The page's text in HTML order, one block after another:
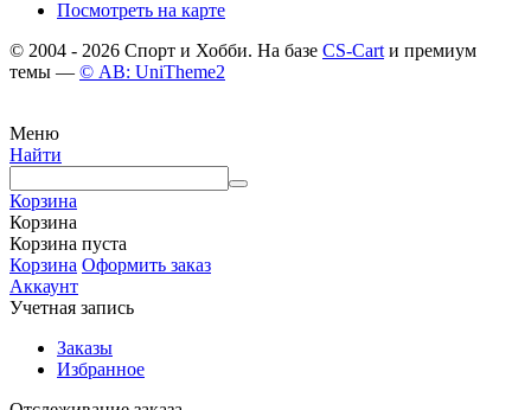
Посмотреть на карте
© 2004 - 2026 Спорт и Хобби. На базе CS-Cart и премиум
темы — © AB: UniTheme2
Меню
Найти
Корзина
Корзина
Корзина пуста
Корзина Оформить заказ
Аккаунт
Учетная запись
Заказы
Избранное